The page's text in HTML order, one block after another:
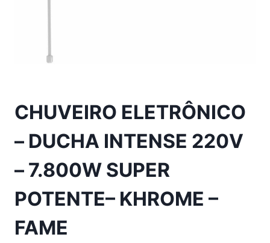
CHUVEIRO ELETRÔNICO
– DUCHA INTENSE 220V
– 7.800W SUPER
POTENTE– KHROME –
FAME